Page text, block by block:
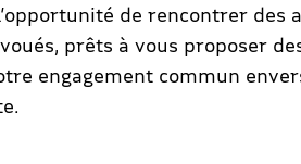
de rencontrer des
prêts à vous proposer
engagement commun